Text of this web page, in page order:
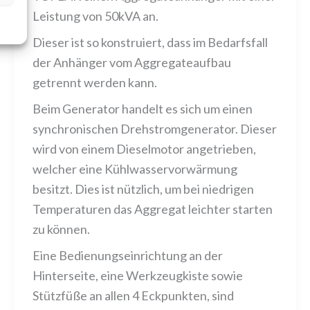
Leistung von 50kVA an.
Dieser ist so konstruiert, dass im Bedarfsfall
der Anhänger vom Aggregateaufbau
getrennt werden kann.
Beim Generator handelt es sich um einen
synchronischen Drehstromgenerator. Dieser
wird von einem Dieselmotor angetrieben,
welcher eine Kühlwasservorwärmung
besitzt. Dies ist nützlich, um bei niedrigen
Temperaturen das Aggregat leichter starten
zu können.
Eine Bedienungseinrichtung an der
Hinterseite, eine Werkzeugkiste sowie
Stützfüße an allen 4 Eckpunkten, sind